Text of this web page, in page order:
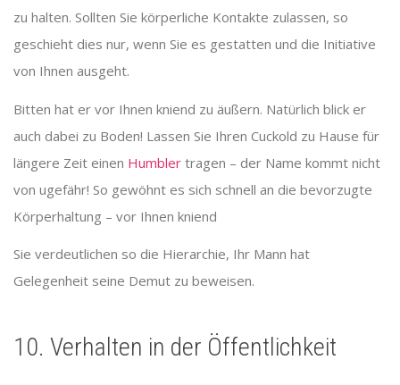
zu halten. Sollten Sie körperliche Kontakte zulassen, so
geschieht dies nur, wenn Sie es gestatten und die Initiative
von Ihnen ausgeht.
Bitten hat er vor Ihnen kniend zu äußern. Natürlich blick er
auch dabei zu Boden! Lassen Sie Ihren Cuckold zu Hause für
längere Zeit einen Humbler tragen – der Name kommt nicht
von ugefähr! So gewöhnt es sich schnell an die bevorzugte
Körperhaltung – vor Ihnen kniend
Sie verdeutlichen so die Hierarchie, Ihr Mann hat
Gelegenheit seine Demut zu beweisen.
10. Verhalten in der Öffentlichkeit